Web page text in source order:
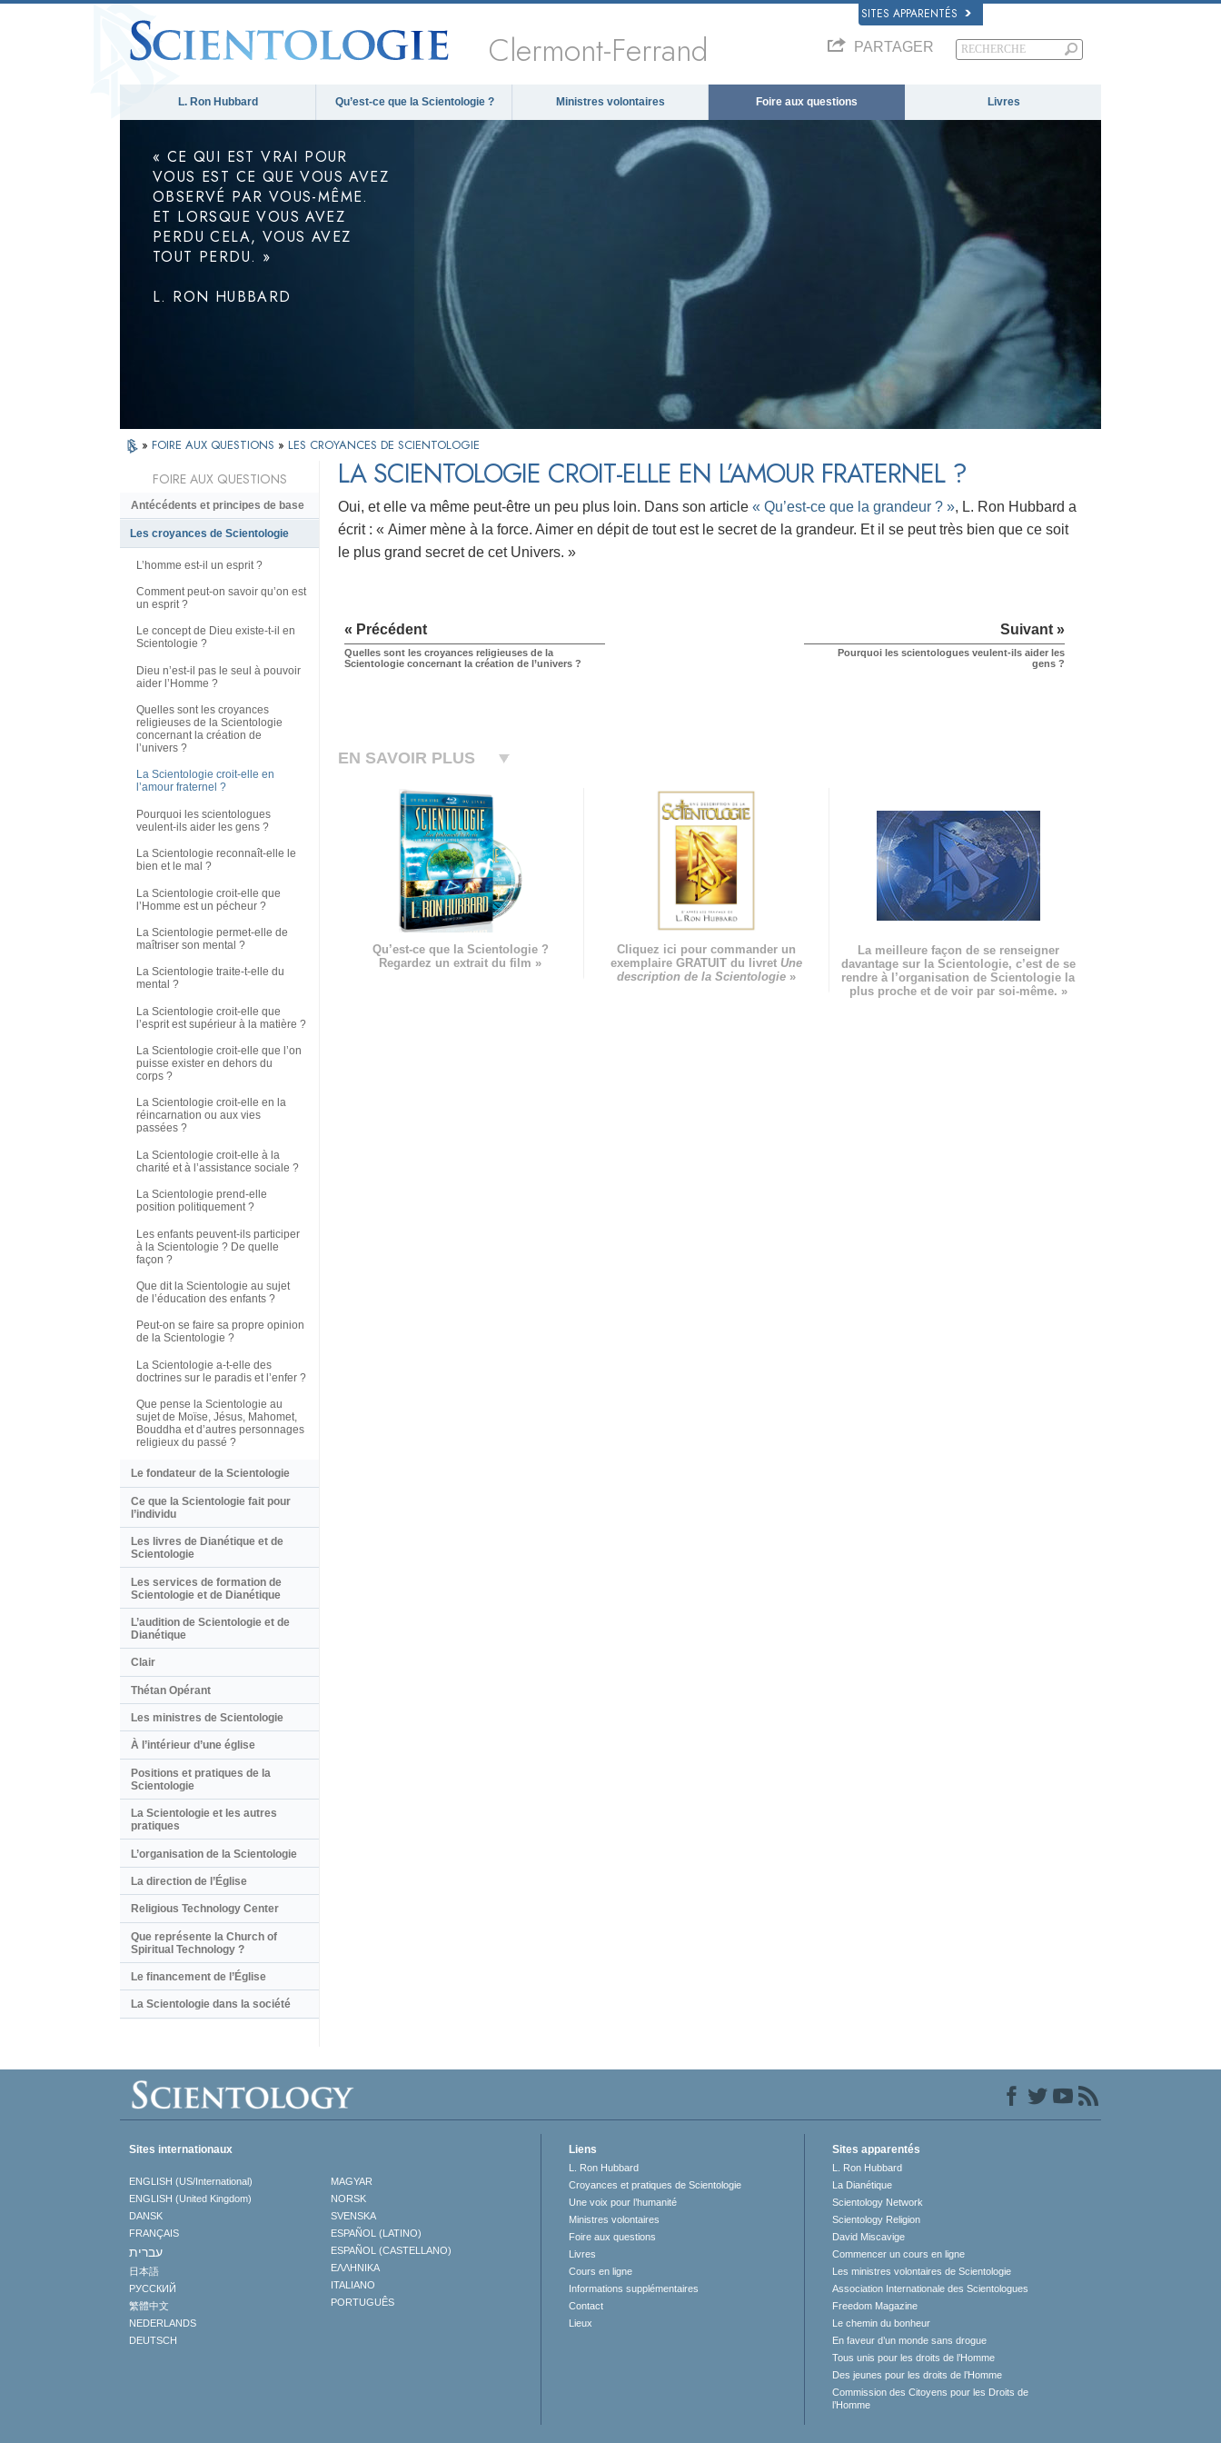
SITES APPARENTÉS
Clermont-Ferrand PARTAGER
L. Ron Hubbard Qu’est-ce que la Scientologie ? Ministres volontaires Foire aux questions Livres
« CE QUI EST VRAI POUR
VOUS EST CE QUE VOUS AVEZ
OBSERVÉ PAR VOUS-MÊME.
ET LORSQUE VOUS AVEZ
PERDU CELA, VOUS AVEZ
TOUT PERDU. »
L. RON HUBBARD
» FOIRE AUX QUESTIONS » LES CROYANCES DE SCIENTOLOGIE
LA SCIENTOLOGIE CROIT-ELLE EN L’AMOUR FRATERNEL ?
Oui, et elle va même peut-être un peu plus loin. Dans son article « Qu’est-ce que la grandeur ? », L. Ron Hubbard a
écrit : « Aimer mène à la force. Aimer en dépit de tout est le secret de la grandeur. Et il se peut très bien que ce soit
le plus grand secret de cet Univers. »
« Précédent
Quelles sont les croyances religieuses de la
Scientologie concernant la création de l’univers ?
Suivant »
Pourquoi les scientologues veulent-ils aider les
gens ?
EN SAVOIR PLUS
Qu’est-ce que la Scientologie ?
Regardez un extrait du film »
Cliquez ici pour commander un
exemplaire GRATUIT du livret Une
description de la Scientologie»
La meilleure façon de se renseigner
davantage sur la Scientologie, c’est de se
rendre à l’organisation de Scientologie la
plus proche et de voir par soi-même. »
FOIRE AUX QUESTIONS
Antécédents et principes de base
Les croyances de Scientologie
L’homme est-il un esprit ?
Comment peut-on savoir qu’on est
un esprit ?
Le concept de Dieu existe-t-il en
Scientologie ?
Dieu n’est-il pas le seul à pouvoir
aider l’Homme ?
Quelles sont les croyances
religieuses de la Scientologie
concernant la création de
l’univers ?
La Scientologie croit-elle en
l’amour fraternel ?
Pourquoi les scientologues
veulent-ils aider les gens ?
La Scientologie reconnaît-elle le
bien et le mal ?
La Scientologie croit-elle que
l’Homme est un pécheur ?
La Scientologie permet-elle de
maîtriser son mental ?
La Scientologie traite-t-elle du
mental ?
La Scientologie croit-elle que
l’esprit est supérieur à la matière ?
La Scientologie croit-elle que l’on
puisse exister en dehors du
corps ?
La Scientologie croit-elle en la
réincarnation ou aux vies
passées ?
La Scientologie croit-elle à la
charité et à l’assistance sociale ?
La Scientologie prend-elle
position politiquement ?
Les enfants peuvent-ils participer
à la Scientologie ? De quelle
façon ?
Que dit la Scientologie au sujet
de l’éducation des enfants ?
Peut-on se faire sa propre opinion
de la Scientologie ?
La Scientologie a-t-elle des
doctrines sur le paradis et l’enfer ?
Que pense la Scientologie au
sujet de Moïse, Jésus, Mahomet,
Bouddha et d’autres personnages
religieux du passé ?
Le fondateur de la Scientologie
Ce que la Scientologie fait pour
l’individu
Les livres de Dianétique et de
Scientologie
Les services de formation de
Scientologie et de Dianétique
L’audition de Scientologie et de
Dianétique
Clair
Thétan Opérant
Les ministres de Scientologie
À l’intérieur d’une église
Positions et pratiques de la
Scientologie
La Scientologie et les autres
pratiques
L’organisation de la Scientologie
La direction de l’Église
Religious Technology Center
Que représente la Church of
Spiritual Technology ?
Le financement de l’Église
La Scientologie dans la société
Sites internationaux
ENGLISH (US/International)
ENGLISH (United Kingdom)
DANSK
FRANÇAIS
עברית
日本語
РУССКИЙ
繁體中文
NEDERLANDS
DEUTSCH
MAGYAR
NORSK
SVENSKA
ESPAÑOL (LATINO)
ESPAÑOL (CASTELLANO)
ΕΛΛΗΝΙΚA
ITALIANO
PORTUGUÊS
Liens
L. Ron Hubbard
Croyances et pratiques de Scientologie
Une voix pour l’humanité
Ministres volontaires
Foire aux questions
Livres
Cours en ligne
Informations supplémentaires
Contact
Lieux
Sites apparentés
L. Ron Hubbard
La Dianétique
Scientology Network
Scientology Religion
David Miscavige
Commencer un cours en ligne
Les ministres volontaires de Scientologie
Association Internationale des Scientologues
Freedom Magazine
Le chemin du bonheur
En faveur d’un monde sans drogue
Tous unis pour les droits de l’Homme
Des jeunes pour les droits de l’Homme
Commission des Citoyens pour les Droits de
l’Homme